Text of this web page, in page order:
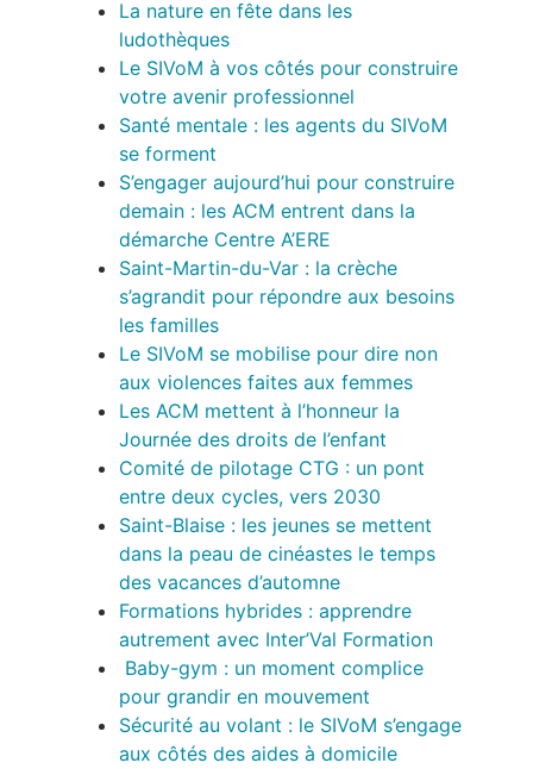
La nature en fête dans les
ludothèques
Le SIVoM à vos côtés pour construire
votre avenir professionnel
Santé mentale : les agents du SIVoM
se forment
S’engager aujourd’hui pour construire
demain : les ACM entrent dans la
démarche Centre A’ERE
Saint-Martin-du-Var : la crèche
s’agrandit pour répondre aux besoins
les familles
Le SIVoM se mobilise pour dire non
aux violences faites aux femmes
Les ACM mettent à l’honneur la
Journée des droits de l’enfant
Comité de pilotage CTG : un pont
entre deux cycles, vers 2030
Saint-Blaise : les jeunes se mettent
dans la peau de cinéastes le temps
des vacances d’automne
Formations hybrides : apprendre
autrement avec Inter’Val Formation
Baby-gym : un moment complice
pour grandir en mouvement
Sécurité au volant : le SIVoM s’engage
aux côtés des aides à domicile